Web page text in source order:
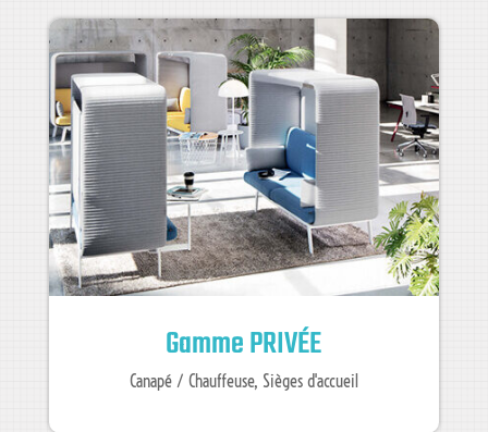
Gamme PRIVÉE
Canapé / Chauffeuse, Sièges d'accueil